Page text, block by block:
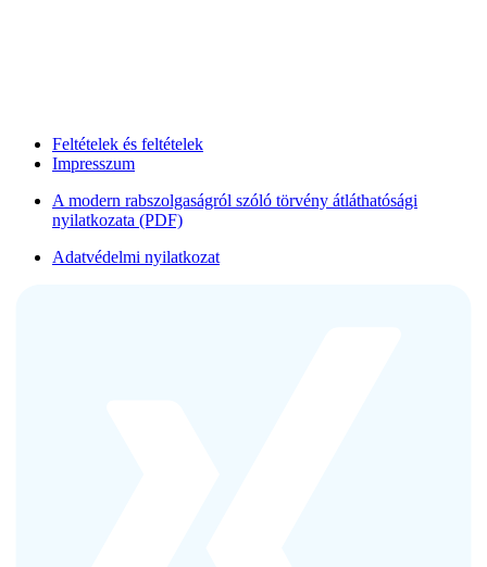
Feltételek és feltételek
Impresszum
A modern rabszolgaságról szóló törvény átláthatósági
nyilatkozata (PDF)
Adatvédelmi nyilatkozat